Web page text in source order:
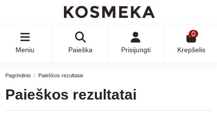
Meniu Paieška Prisijungti
0
Krepšelis
Pagrindinis Paieškos rezultatai
Paieškos rezultatai